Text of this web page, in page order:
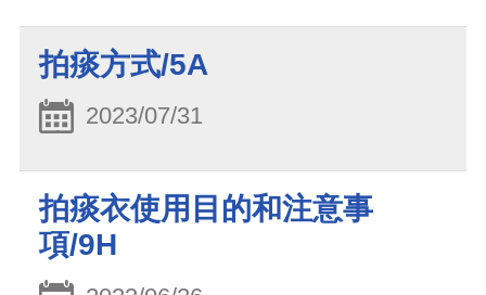
拍痰方式/5A
2023/07/31
拍痰衣使用目的和注意事
項/9H